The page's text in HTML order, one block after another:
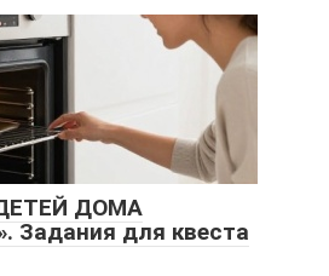
ДОМА
Задания для квеста